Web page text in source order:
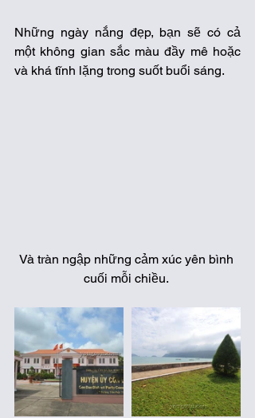
Những ngày nắng đẹp, bạn sẽ có cả
một không gian sắc màu đầy mê hoặc
và khá tĩnh lặng trong suốt buổi sáng.
Và tràn ngập những cảm xúc yên bình
cuối mỗi chiều.